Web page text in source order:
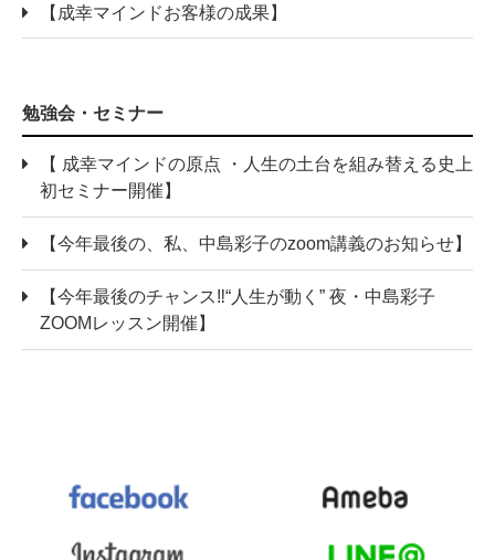
【成幸マインドお客様の成果】
勉強会・セミナー
【 成幸マインドの原点 ・人生の土台を組み替える史上
初セミナー開催】
【今年最後の、私、中島彩子のzoom講義のお知らせ】
【今年最後のチャンス‼“人生が動く” 夜・中島彩子
ZOOMレッスン開催】